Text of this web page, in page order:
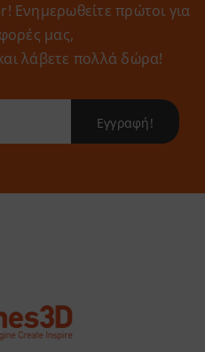
Eνημερωθείτε πρώτοι για
μας,
λάβετε πολλά δώρα!
Εγγραφή!